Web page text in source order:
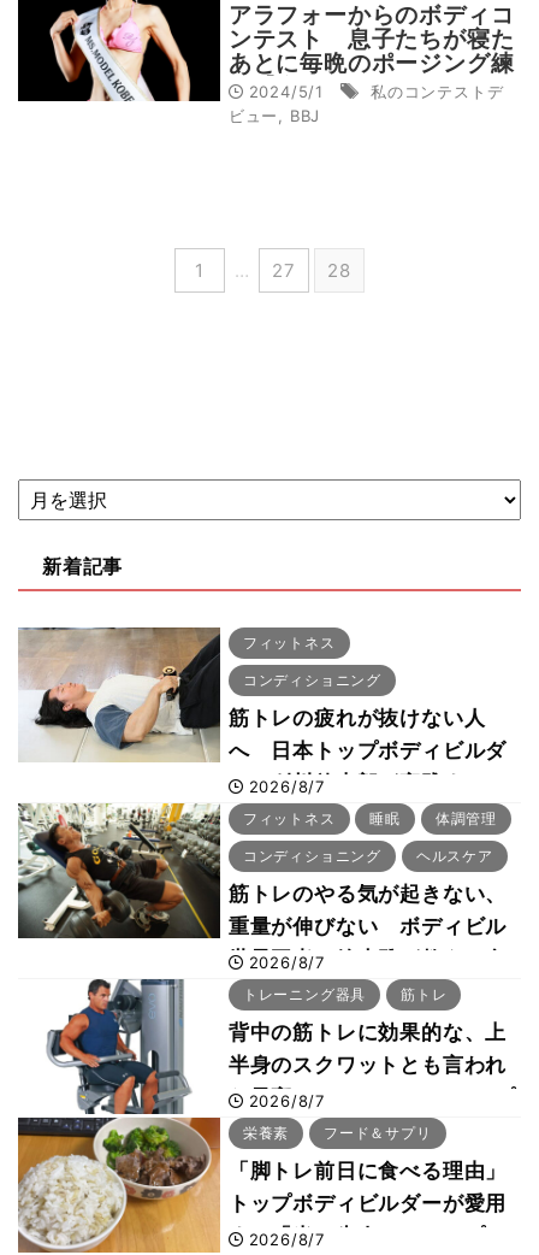
アラフォーからのボディコ
ンテスト 息子たちが寝た
あとに毎晩のポージング練
習【私のコンテストデビュ
ー】
2024/5/1
私のコンテストデ
ビュー
BBJ
1 … 27 28
新着記事
フィットネス
コンディショニング
筋トレの疲れが抜けない人
へ 日本トップボディビルダ
ー・刈川啓志郎が実践する
「回復習慣」
2026/8/7
フィットネス 睡眠 体調管理
コンディショニング ヘルスケア
筋トレのやる気が起きない、
重量が伸びない ボディビル
世界王者・鈴木雅が教える食
事・睡眠・呼吸の整え方
2026/8/7
トレーニング器具 筋トレ
背中の筋トレに効果的な、上
半身のスクワットとも言われ
た最高マシン“ノーチラス・プ
ルオーバーマシン”とは？
2026/8/7
栄養素 フード＆サプリ
「脚トレ前日に食べる理由」
トップボディビルダーが愛用
する「米＋牛肉」のシンプル
2026/8/7